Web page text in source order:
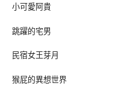
小可愛阿貴
跳躍的宅男
民宿女王芽月
猴屁的異想世界